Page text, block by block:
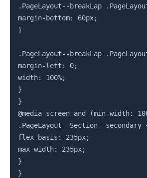
.PageLayout--breakLap
margin-bottom: 60px;
}
.PageLayout--breakLap
margin-left: 0;
width: 100%;
}
}
@media screen and (min-width:
.PageLayout__Section--secondary
flex-basis: 235px;
max-width: 235px;
}
}